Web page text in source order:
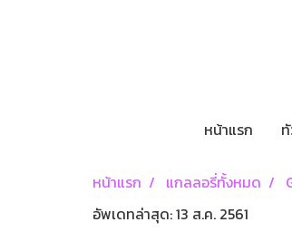
หน้าแรก
หน้าแรก แกลลอรี่ทั้งหมด
อัพเดทล่าสุด: 13 ส.ค. 2561